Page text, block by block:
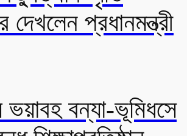
দেখলেন প্রধানমন্ত্রী
ভয়াবহ বন্যা-ভূমিধসে